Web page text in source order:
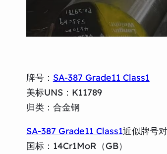
牌号： SA-387 Grade11 Class1
美标UNS：K11789
归类：合金钢
SA-387 Grade11 Class1近似牌号
国标：14Cr1MoR（GB）